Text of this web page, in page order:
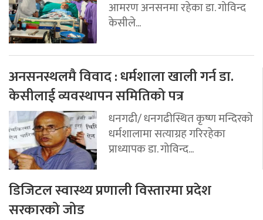
आमरण अनसनमा रहेका डा. गोविन्द
केसीले...
अनसनस्थलमै विवाद : धर्मशाला खाली गर्न डा.
केसीलाई व्यवस्थापन समितिको पत्र
धनगढी/ धनगढीस्थित कृष्ण मन्दिरको
धर्मशालामा सत्याग्रह गरिरहेका
प्राध्यापक डा. गोविन्द...
डिजिटल स्वास्थ्य प्रणाली विस्तारमा प्रदेश
सरकारको जोड